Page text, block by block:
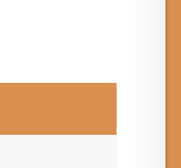
mail :
Vous avez
auprès